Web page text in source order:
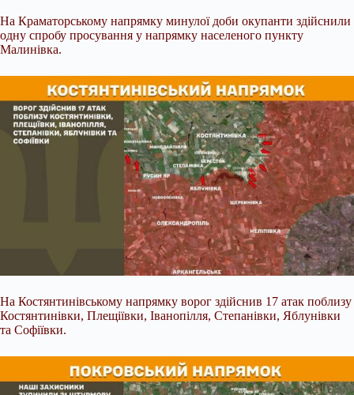
На Краматорському напрямку минулої доби окупанти здійснили
одну спробу просування у напрямку населеного пункту
Малинівка.
На Костянтинівському напрямку ворог здійснив 17 атак поблизу
Костянтинівки, Плещіївки, Іванопілля, Степанівки, Яблунівки
та Софіївки.